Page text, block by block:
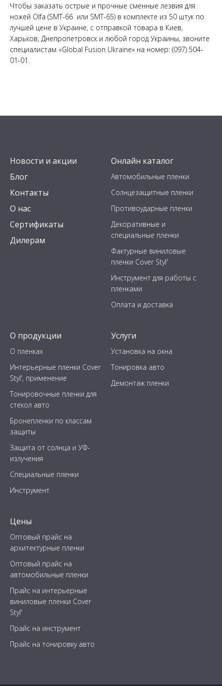
Чтобы заказать острые и прочные сменные лезвия для
ножей Olfa (SMT-66 или SMT-65) в комплекте из 50 штук по
лучшей цене в Украине, с отправкой товара в Киев,
Харьков, Днепропетровск и любой город Украины, звоните
специалистам «Global Fusion Ukraine» на номер: (097) 504-
01-01.
Новости и акции
Блог
Контакты
О нас
Сертификаты
Дилерам
Онлайн каталог
Автомобильные пленки
Солнцезащитные пленки
Противоударные пленки
Декоративные и
специальные пленки
Фактурные виниловые
пленки Cover Styl'
Инструмент для работы с
пленками
Оплата и доставка
О продукции
О пленках
Интерьерные пленки Cover
Styl', применение
Тонировочные пленки для
стекол авто
Бронепленки по классам
защиты
Защита от солнца и УФ-
излучения
Специальные пленки
Инструмент
Услуги
Установка на окна
Тонировка авто
Демонтаж пленки
Цены
Оптовый прайс на
архитектурные пленки
Оптовый прайс на
автомобильные пленки
Прайс на интерьерные
виниловые пленки Cover
Styl'
Прайс на инструмент
Прайс на тонировку авто